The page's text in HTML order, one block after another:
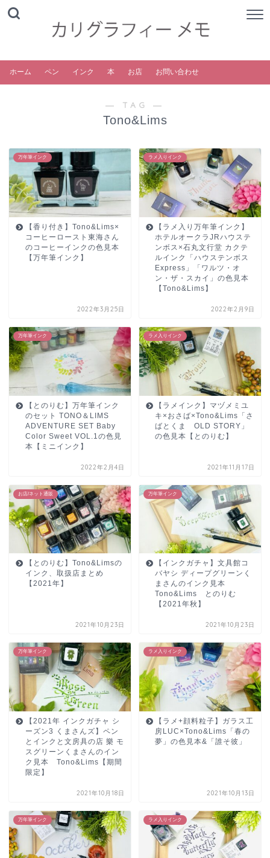
ホーム ペン インク 本 お店 お問い合わせ
― TAG ―
Tono&Lims
万年筆インク
【香り付き】Tono&Lims×
コーヒーロースト東海さん
のコーヒーインクの色見本
【万年筆インク】
2022年3月25日
ラメ入りインク
【ラメ入り万年筆インク】
ホテルオークラJRハウステ
ンボス×石丸文行堂 カクテ
ルインク「ハウステンボス
Express」「ワルツ・オ
ン・ザ・スカイ」の色見本
【Tono&Lims】
2022年2月9日
万年筆インク
【とのりむ】万年筆インク
のセット TONO＆LIMS
ADVENTURE SET Baby
Color Sweet VOL.1の色見
本【ミニインク】
2022年2月4日
ラメ入りインク
【ラメインク】マヅメミユ
キ×おさば×Tono&Lims「さ
ばとくま OLD STORY」
の色見本【とのりむ】
2021年11月17日
お店/ネット通販
【とのりむ】Tono&Limsの
インク、取扱店まとめ
【2021年】
2021年10月23日
万年筆インク
【インクガチャ】文具館コ
バヤシ ディープグリーンく
まさんのインク見本
Tono&Lims とのりむ
【2021年秋】
2021年10月23日
万年筆インク
【2021年 インクガチャ シ
ーズン3 くまさんズ】ペン
とインクと文房具の店 樂 モ
スグリーンくまさんのイン
ク見本 Tono&Lims【期間
限定】
2021年10月18日
ラメ入りインク
【ラメ+顔料粒子】ガラス工
房LUC×Tono&Lims「春の
夢」の色見本&「誰そ彼」
2021年10月13日
万年筆インク ラメ入りインク